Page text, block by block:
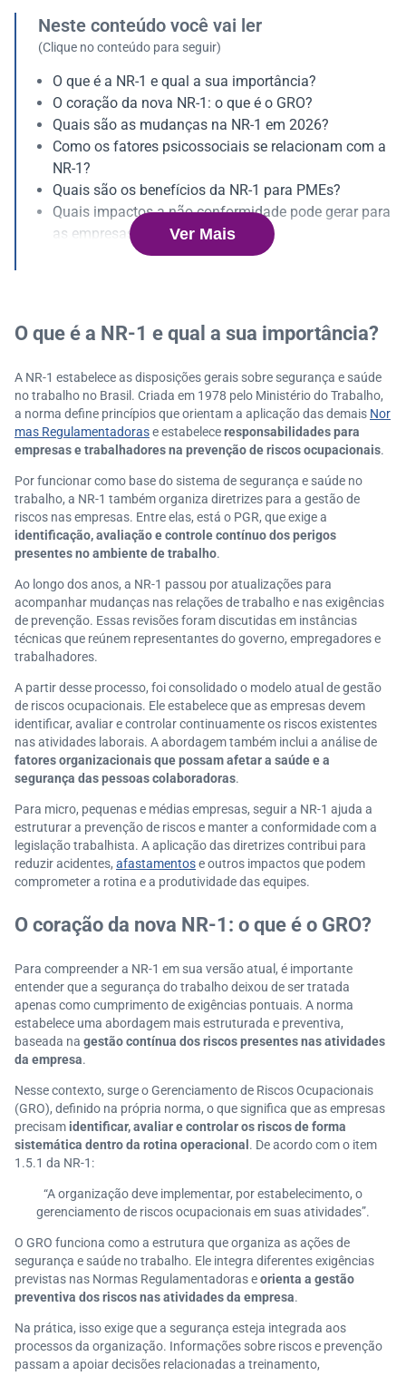
Neste conteúdo você vai ler
(Clique no conteúdo para seguir)
O que é a NR-1 e qual a sua importância?
O coração da nova NR-1: o que é o GRO?
Quais são as mudanças na NR-1 em 2026?
Como os fatores psicossociais se relacionam com a
NR-1?
Quais são os benefícios da NR-1 para PMEs?
Quais impactos a não conformidade pode gerar para
as empresas?
Como a SalaryFits ajuda sua empresa a se adequar
Ver Mais
O que é a NR-1 e qual a sua importância?
A NR-1 estabelece as disposições gerais sobre segurança e saúde
no trabalho no Brasil. Criada em 1978 pelo Ministério do Trabalho,
a norma define princípios que orientam a aplicação das demais Nor
mas Regulamentadorase estabeleceresponsabilidades para
empresas e trabalhadores na prevenção de riscos ocupacionais.
Por funcionar como base do sistema de segurança e saúde no
trabalho, a NR-1 também organiza diretrizes para a gestão de
riscos nas empresas. Entre elas, está o PGR, que exige a
identificação, avaliação e controle contínuo dos perigos
presentes no ambiente de trabalho.
Ao longo dos anos, a NR-1 passou por atualizações para
acompanhar mudanças nas relações de trabalho e nas exigências
de prevenção. Essas revisões foram discutidas em instâncias
técnicas que reúnem representantes do governo, empregadores e
trabalhadores.
A partir desse processo, foi consolidado o modelo atual de gestão
de riscos ocupacionais. Ele estabelece que as empresas devem
identificar, avaliar e controlar continuamente os riscos existentes
nas atividades laborais. A abordagem também inclui a análise de
fatores organizacionais que possam afetar a saúde e a
segurança das pessoas colaboradoras.
Para micro, pequenas e médias empresas, seguir a NR-1 ajuda a
estruturar a prevenção de riscos e manter a conformidade com a
legislação trabalhista. A aplicação das diretrizes contribui para
reduzir acidentes, afastamentose outros impactos que podem
comprometer a rotina e a produtividade das equipes.
O coração da nova NR-1: o que é o GRO?
Para compreender a NR-1 em sua versão atual, é importante
entender que a segurança do trabalho deixou de ser tratada
apenas como cumprimento de exigências pontuais. A norma
estabelece uma abordagem mais estruturada e preventiva,
baseada na gestão contínua dos riscos presentes nas atividades
da empresa.
Nesse contexto, surge o Gerenciamento de Riscos Ocupacionais
(GRO), definido na própria norma, o que significa que as empresas
precisam identificar, avaliar e controlar os riscos de forma
sistemática dentro da rotina operacional . De acordo com o item
1.5.1 da NR-1:
“A organização deve implementar, por estabelecimento, o
gerenciamento de riscos ocupacionais em suas atividades”.
O GRO funciona como a estrutura que organiza as ações de
segurança e saúde no trabalho. Ele integra diferentes exigências
previstas nas Normas Regulamentadoras eorienta a gestão
preventiva dos riscos nas atividades da empresa.
Na prática, isso exige que a segurança esteja integrada aos
processos da organização. Informações sobre riscos e prevenção
passam a apoiar decisões relacionadas a treinamento,